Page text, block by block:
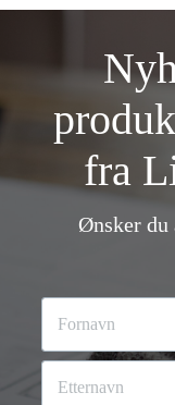
fra
Ønsker du
n
N
v
nFirst